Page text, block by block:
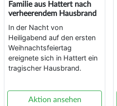
Familie aus Hattert nach
verheerendem Hausbrand
In der Nacht von
Heiligabend auf den ersten
Weihnachtsfeiertag
ereignete sich in Hattert ein
tragischer Hausbrand.
Aktion ansehen